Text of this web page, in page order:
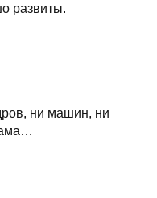
развиты.
ни машин, ни